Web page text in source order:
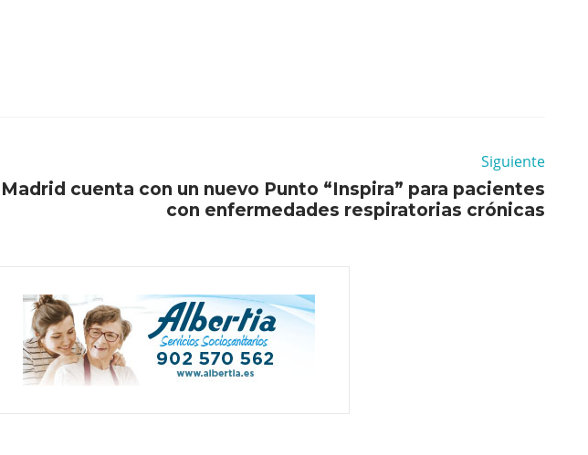
Siguiente
Madrid cuenta con un nuevo Punto “Inspira” para pacientes
con enfermedades respiratorias crónicas